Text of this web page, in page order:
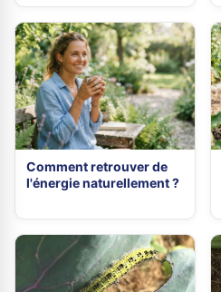
Comment retrouver de
l'énergie naturellement ?